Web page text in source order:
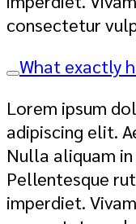
consectetur
What exactly
Lorem ipsum
adipiscing elit.
Nulla aliquam
Pellentesque
imperdiet.